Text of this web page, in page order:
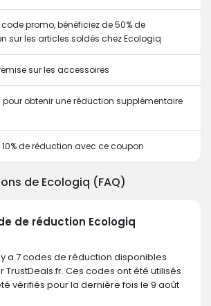
promo, bénéficiez de 50% de
sur les articles soldés chez Ecologiq
sur les accessoires
obtenir une réduction supplémentaire
10% de réduction avec ce coupon
de Ecologiq (FAQ)
de réduction Ecologiq
a 7 codes de réduction disponibles
TrustDeals.fr. Ces codes ont été utilisés
vérifiés pour la dernière fois le 9 août